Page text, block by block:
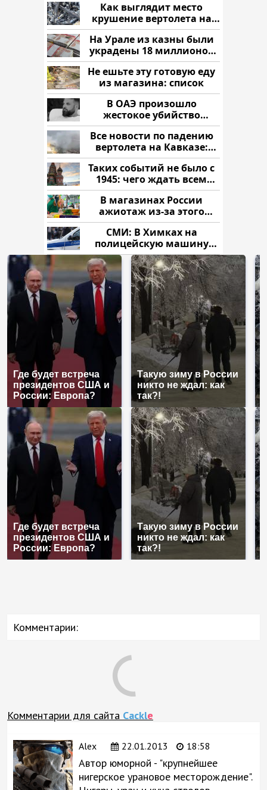
Как выглядит место
крушение вертолета на
Кавказе: смотреть
На Урале из казны были
украдены 18 миллионов
рублей
Не ешьте эту готовую еду
из магазина: список
В ОАЭ произошло
жестокое убийство
криптомиллионера
Все новости по падению
вертолета на Кавказе:
читать здесь
Таких событий не было с
1945: чего ждать всем
нам?
В магазинах России
ажиотаж из-за этого
продукта: что купить?
СМИ: В Химках на
полицейскую машину
напали и подожгли.
Где будет встреча
президентов США и
России: Европа?
Такую зиму в России
никто не ждал: как
так?!
Где будет встреча
президентов США и
России: Европа?
Такую зиму в России
никто не ждал: как
так?!
Комментарии:
Комментарии для сайтаCackl
22.01.2013
Автор юморной - "крупнейшее
Нигеры, уран и куча стволов.
Пожаловаться